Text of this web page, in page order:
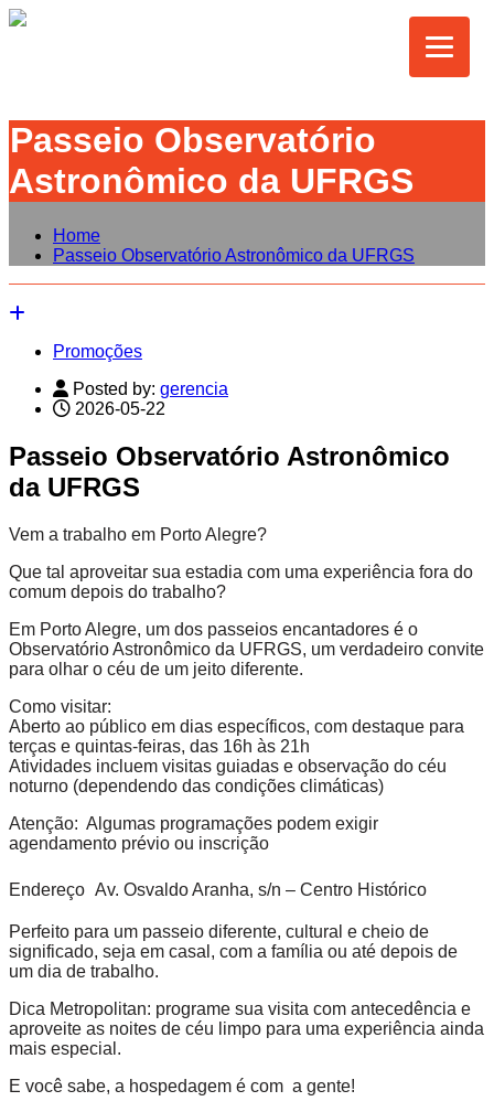
Passeio Observatório
Astronômico da UFRGS
Home
Passeio Observatório Astronômico da UFRGS
Promoções
Posted by: gerencia
2026-05-22
Passeio Observatório Astronômico
da UFRGS
Vem a trabalho em Porto Alegre?
Que tal aproveitar sua estadia com uma experiência fora do
comum depois do trabalho?
Em Porto Alegre, um dos passeios encantadores é o
Observatório Astronômico da UFRGS, um verdadeiro convite
para olhar o céu de um jeito diferente.
Como visitar:
Aberto ao público em dias específicos, com destaque para
terças e quintas-feiras, das 16h às 21h
Atividades incluem visitas guiadas e observação do céu
noturno (dependendo das condições climáticas)
Atenção: Algumas programações podem exigir
agendamento prévio ou inscrição
Endereço Av. Osvaldo Aranha, s/n – Centro Histórico
Perfeito para um passeio diferente, cultural e cheio de
significado, seja em casal, com a família ou até depois de
um dia de trabalho.
Dica Metropolitan: programe sua visita com antecedência e
aproveite as noites de céu limpo para uma experiência ainda
mais especial.
E você sabe, a hospedagem é com a gente!